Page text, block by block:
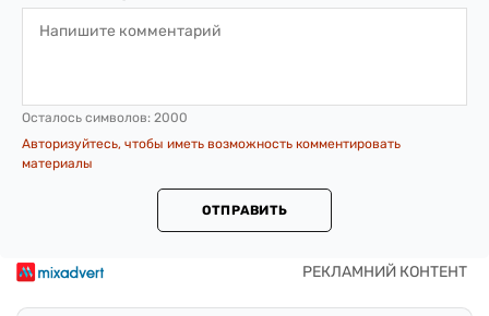
Осталось символов: 2000
Авторизуйтесь, чтобы иметь возможность комментировать
материалы
ОТПРАВИТЬ